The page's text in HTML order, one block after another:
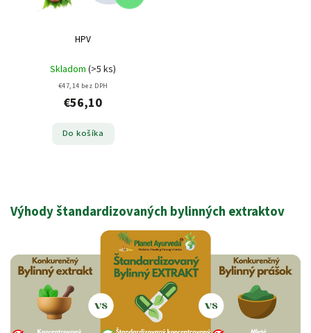
HPV
Skladom (>5 ks)
€47,14 bez DPH
€56,10
Do košíka
Výhody štandardizovaných bylinných extraktov